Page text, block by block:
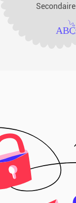
Secondaire